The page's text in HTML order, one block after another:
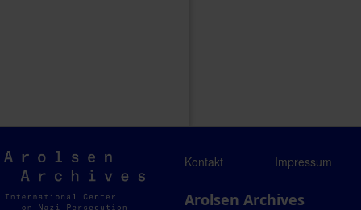
Arolsen
Archives
Kontakt Impressum
Arolsen Archives